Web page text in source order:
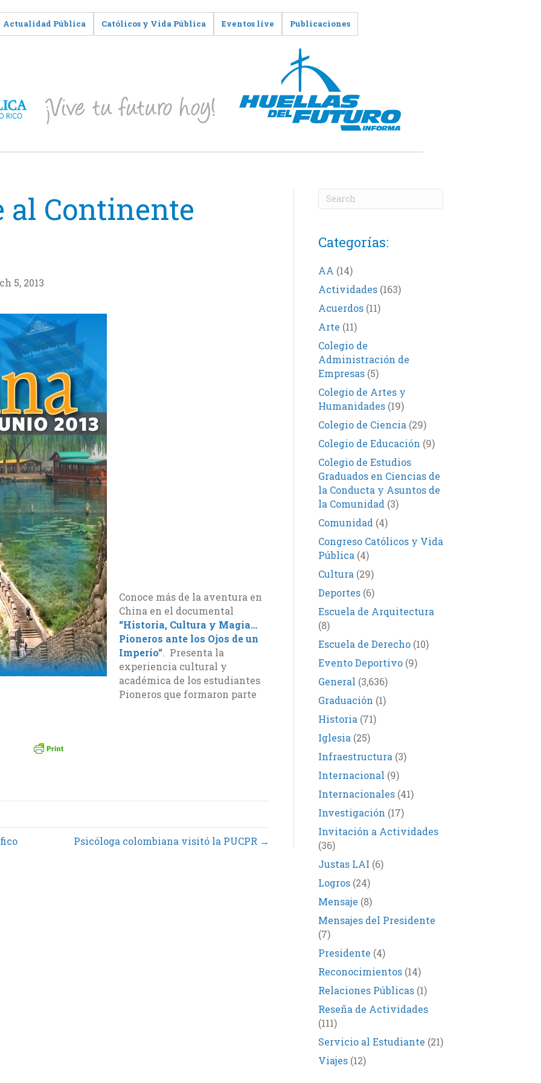
Actualidad Pública Católicos y Vida Pública Eventos live Publicaciones
al Continente
5, 2013
Conoce más de la aventura en
China en el documental
“Historia, Cultura y Magia…
Pioneros ante los Ojos de un
Imperio“. Presenta la
experiencia cultural y
académica de los estudiantes
Pioneros que formaron parte
Psicóloga colombiana visitó la PUCPR →
Categorías:
AA (14)
Actividades(163)
Acuerdos(11)
Arte (11)
Colegio de
Administración de
Empresas(5)
Colegio de Artes y
Humanidades(19)
Colegio de Ciencia (29)
Colegio de Educación (9)
Colegio de Estudios
Graduados en Ciencias de
la Conducta y Asuntos de
la Comunidad (3)
Comunidad (4)
Congreso Católicos y Vida
Pública (4)
Cultura (29)
Deportes(6)
Escuela de Arquitectura
(8)
Escuela de Derecho(10)
Evento Deportivo(9)
General (3,636)
Graduación (1)
Historia (71)
Iglesia (25)
Infraestructura (3)
Internacional (9)
Internacionales(41)
Investigación (17)
Invitación a Actividades
(36)
Justas LAI (6)
Logros(24)
Mensaje (8)
Mensajes del Presidente
(7)
Presidente (4)
Reconocimientos(14)
Relaciones Públicas(1)
Reseña de Actividades
(111)
Servicio al Estudiante (21)
Viajes(12)